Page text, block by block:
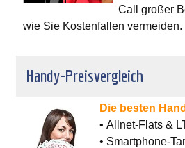
Call großer
wie Sie Kostenfallen vermeiden.
Handy-Preisvergleich
Die besten
• Allnet-Flats &
• Smartphone-